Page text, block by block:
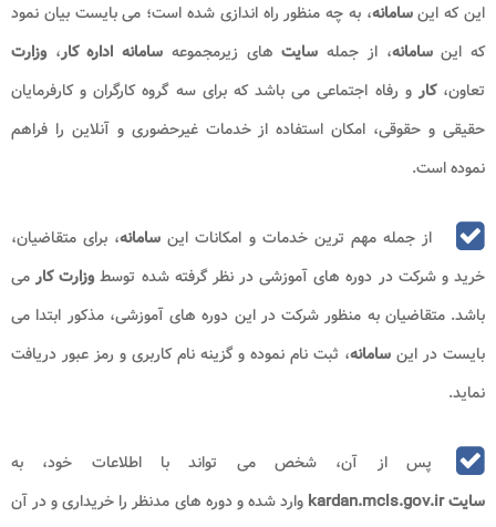
این که اینسامانه، به چه منظور راه اندازی شده است؛ می بایست بیان نمود
که اینسامانه، از جمله سایت های زیرمجموعه سامانه اداره کار، وزارت
تعاون،کارو رفاه اجتماعی می باشد که برای سه گروه کارگران و کارفرمایان
حقیقی و حقوقی، امکان استفاده از خدمات غیرحضوری و آنلاین را فراهم
نموده است.
از جمله مهم ترین خدمات و امکانات این سامانه، برای متقاضیان،
خرید و شرکت در دوره های آموزشی در نظر گرفته شده توسط وزارت کارمی
باشد. متقاضیان به منظور شرکت در این دوره های آموزشی، مذکور ابتدا می
بایست در این سامانه، ثبت نام نموده و گزینه نام کاربری و رمز عبور دریافت
نماید.
پس از آن، شخص می تواند با اطلاعات خود، به
سایت kardan.mcls.gov.ir
وارد شده و دوره های مدنظر را خریداری و در آن